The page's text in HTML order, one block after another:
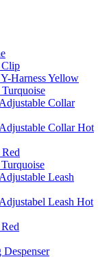
Clip
Harness Yellow
Collar
Collar Hot
Leash
Leash Hot